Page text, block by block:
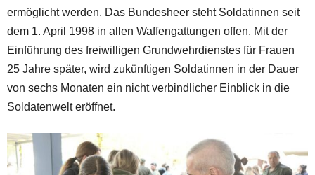
ermöglicht werden. Das Bundesheer steht Soldatinnen seit
dem 1. April 1998 in allen Waffengattungen offen. Mit der
Einführung des freiwilligen Grundwehrdienstes für Frauen
25 Jahre später, wird zukünftigen Soldatinnen in der Dauer
von sechs Monaten ein nicht verbindlicher Einblick in die
Soldatenwelt eröffnet.